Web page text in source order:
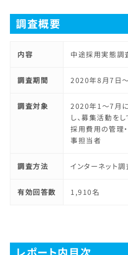
調査概要
内容 中途採用実態調
調査期間 2020年8月7日
調査対象
2020年1～7月
し、募集活動をし
採用費用の管理
事担当者
調査方法 インターネット調
有効回答数 1,910名
レポート内目次